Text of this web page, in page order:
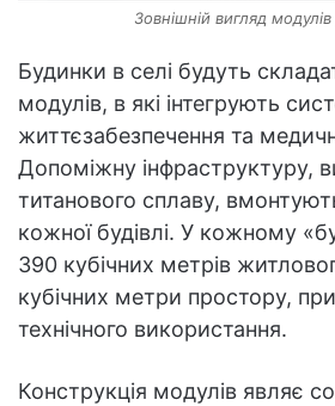
Зовнішній вигляд
Будинки в селі будуть
модулів, в які інтегрують
життєзабезпечення та
Допоміжну інфраструктуру,
титанового сплаву,
кожної будівлі. У кожному
390 кубічних метрів
кубічних метри простору,
технічного використання.
Конструкція модулів являє